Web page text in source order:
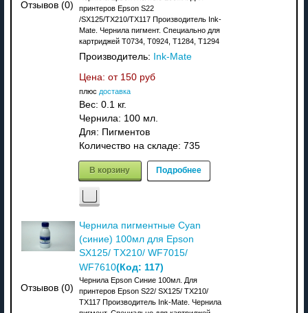
Отзывов (0)
принтеров Epson S22
/SX125/TX210/TX117 Производитель Ink-
Mate. Чернила пигмент. Специально для
картриджей T0734, T0924, T1284, T1294
Производитель:
Ink-Mate
Цена: от 150 руб
плюс доставка
Вес: 0.1 кг.
Чернила: 100 мл.
Для: Пигментов
Количество на складе: 735
В корзину Подробнее
Отзывов (0)
Чернила пигментные Cyan
(синие) 100мл для Epson
SX125/ TX210/ WF7015/
WF7610(Код: 117)
Чернила Epson Синие 100мл. Для
принтеров Epson S22/ SX125/ TX210/
TX117 Производитель Ink-Mate. Чернила